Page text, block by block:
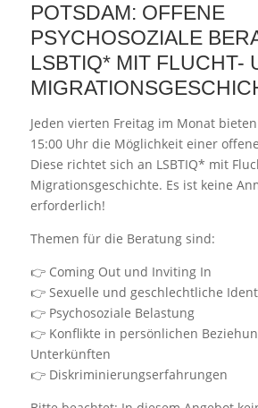
POTSDAM: OFFENE
PSYCHOSOZIALE
LSBTIQ* MIT FLUCHT-
Jeden vierten Freitag im Monat
15:00 Uhr die Möglichkeit einer
Diese richtet sich an LSBTIQ* mit
Migrationsgeschichte. Es ist keine
erforderlich!
Themen für die Beratung sind:
👉 Coming Out und Inviting In
👉 Sexuelle und geschlechtliche
👉 Psychosoziale Belastung
👉 Konflikte in persönlichen
Unterkünften
👉 Diskriminierungserfahrungen